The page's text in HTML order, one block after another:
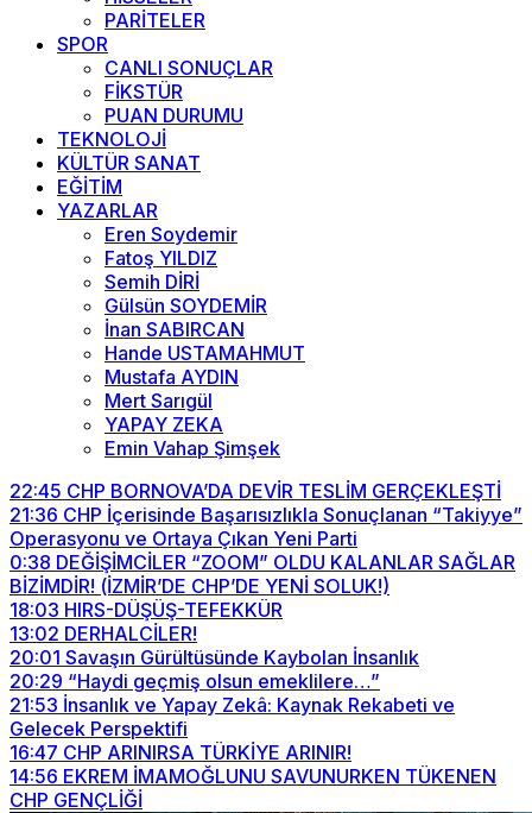
PARİTELER
SPOR
CANLI SONUÇLAR
FİKSTÜR
PUAN DURUMU
TEKNOLOJİ
KÜLTÜR SANAT
EĞİTİM
YAZARLAR
Eren Soydemir
Fatoş YILDIZ
Semih DİRİ
Gülsün SOYDEMİR
İnan SABIRCAN
Hande USTAMAHMUT
Mustafa AYDIN
Mert Sarıgül
YAPAY ZEKA
Emin Vahap Şimşek
22:45 CHP BORNOVA’DA DEVİR TESLİM GERÇEKLEŞTİ
21:36 CHP İçerisinde Başarısızlıkla Sonuçlanan “Takiyye”
Operasyonu ve Ortaya Çıkan Yeni Parti
0:38 DEĞİŞİMCİLER “ZOOM” OLDU KALANLAR SAĞLAR
BİZİMDİR! (İZMİR’DE CHP’DE YENİ SOLUK!)
18:03 HIRS-DÜŞÜŞ-TEFEKKÜR
13:02 DERHALCİLER!
20:01 Savaşın Gürültüsünde Kaybolan İnsanlık
20:29 “Haydi geçmiş olsun emeklilere…”
21:53 İnsanlık ve Yapay Zekâ: Kaynak Rekabeti ve
Gelecek Perspektifi
16:47 CHP ARINIRSA TÜRKİYE ARINIR!
14:56 EKREM İMAMOĞLUNU SAVUNURKEN TÜKENEN
CHP GENÇLİĞİ